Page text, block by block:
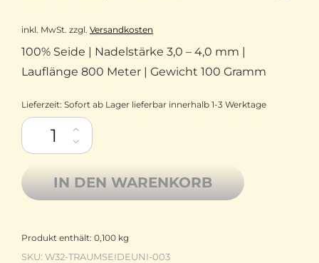
inkl. MwSt. zzgl. Versandkosten
100% Seide | Nadelstärke 3,0 – 4,0 mm |
Lauflänge 800 Meter | Gewicht 100 Gramm
Lieferzeit: Sofort ab Lager lieferbar innerhalb 1-3 Werktage
Atelier Zitron Maulbeerhaspelseide Traumseide Uni 003
IN DEN WARENKORB
Produkt enthält: 0,100 kg
SKU: W32-TRAUMSEIDEUNI-003